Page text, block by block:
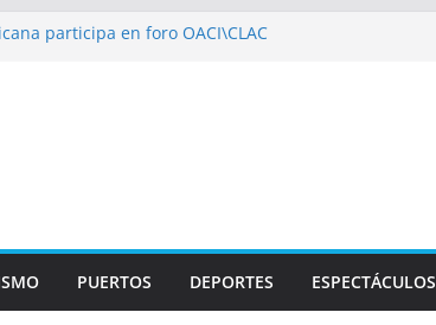
participa en foro OACI\CLAC
en normas de calidad ISO
multidisciplinario operativo médico
PUERTOS DEPORTES ESPECTÁCULOS